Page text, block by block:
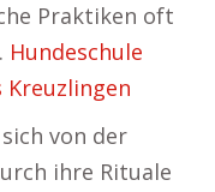
Praktiken oft
Hundeschule
Kreuzlingen
von der
ihre Rituale